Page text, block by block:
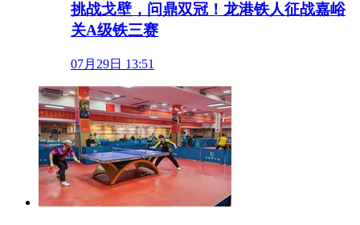
挑战戈壁，问鼎双冠！龙港铁人征战嘉峪
关A级铁三赛
07月29日 13:51